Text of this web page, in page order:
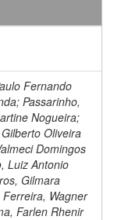
Fernando
Passarinho,
Nogueira;
Oliveira
Domingos
Luiz Antonio
Gilmara
Wagner
Farlen Rhenir